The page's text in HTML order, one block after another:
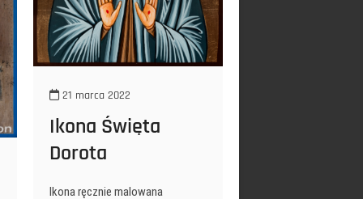
21 marca 2022
Ikona Święta
Dorota
Ikona ręcznie malowana